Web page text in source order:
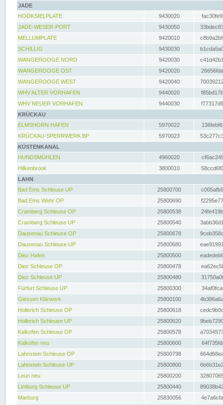
JADE
HOOKSIELPLATE
9430020
JADE-WESER-PORT
9430050
MELLUMPLATE
9420010
SCHILLIG
9430030
WANGEROOGE NORD
9420030
WANGEROOGE OST
9420020
WANGEROOGE WEST
9420040
WHV ALTER VORHAFEN
9440020
WHV NEUER VORHAFEN
9440030
KRÜCKAU
ELMSHORN HAFEN
5970022
KRÜCKAU-SPERRWERK BP
5970023
KÜSTENKANAL
HUNDSMÜHLEN
4960020
Hilkenbrook
3800010
LAHN
Bad Ems Schleuse UP
25800700
Bad Ems Wehr OP
25800690
Cramberg Schleuse OP
25800538
Cramberg Schleuse UP
25800540
Dausenau Schleuse OP
25800678
Dausenau Schleuse UP
25800680
Diez Hafen
25800500
Diez Schleuse OP
25800478
Diez Schleuse UP
25800480
Fürfurt Schleuse UP
25800300
Giessen Klärwerk
25800100
Hollerich Schleuse OP
25800618
Hollerich Schleuse UP
25800620
Kalkofen Schleuse OP
25800578
Kalkofen neu
25800600
Lahnstein Schleuse OP
25800798
Lahnstein Schleuse UP
25800800
Leun neu
25800200
Limburg Schleuse UP
25800440
Marburg
25830056